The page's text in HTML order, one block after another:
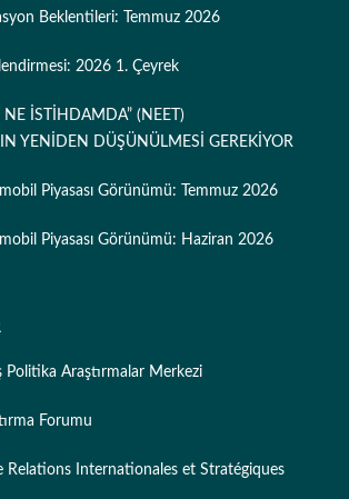
Beklentileri: Temmuz 2026
2026 1. Çeyrek
İSTİHDAMDA” (NEET)
YENİDEN DÜŞÜNÜLMESİ GEREKİYOR
Piyasası Görünümü: Temmuz 2026
Piyasası Görünümü: Haziran 2026
Politika Araştırmalar Merkezi
Forumu
Relations Internationales et Stratégiques